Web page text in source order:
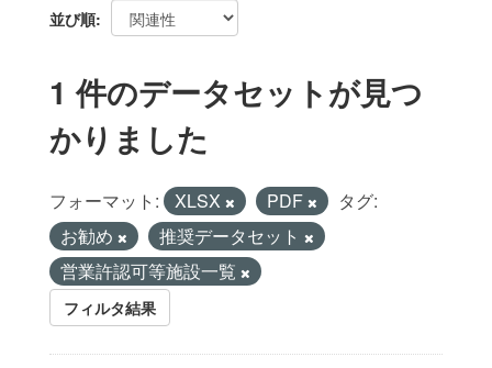
並び順
1 件のデータセットが見つ
かりました
フォーマット: XLSX PDF
タグ:
お勧め
推奨データセット
営業許認可等施設一覧
フィルタ結果